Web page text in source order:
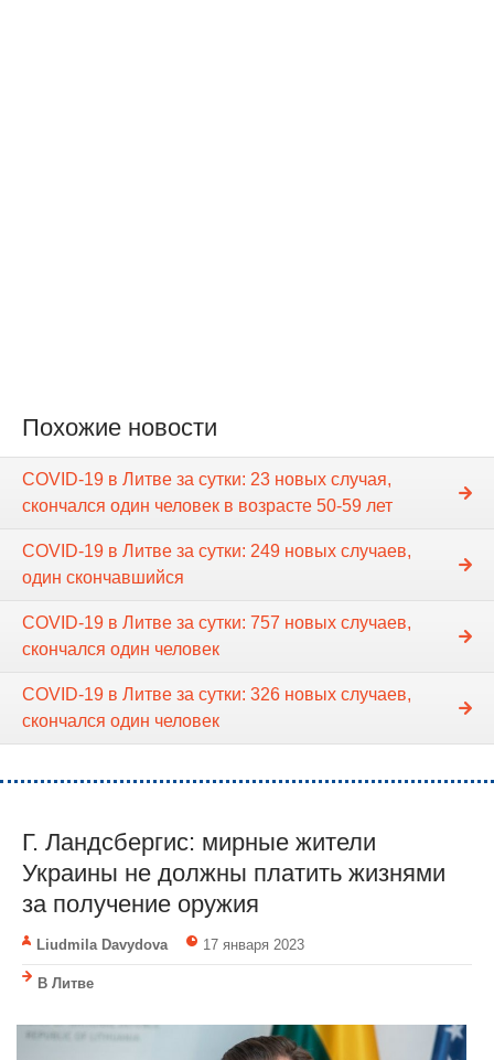
Похожие новости
COVID-19 в Литве за сутки: 23 новых случая,
скончался один человек в возрасте 50-59 лет
COVID-19 в Литве за сутки: 249 новых случаев,
один скончавшийся
COVID-19 в Литве за сутки: 757 новых случаев,
скончался один человек
COVID-19 в Литве за сутки: 326 новых случаев,
скончался один человек
Г. Ландсбергис: мирные жители
Украины не должны платить жизнями
за получение оружия
Liudmila Davydova 17 января 2023
В Литве